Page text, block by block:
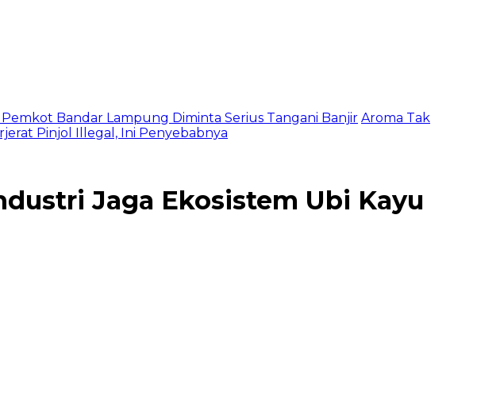
Pemkot Bandar Lampung Diminta Serius Tangani Banjir Aroma Tak
Pinjol Illegal, Ini Penyebabnya
Jaga Ekosistem Ubi Kayu